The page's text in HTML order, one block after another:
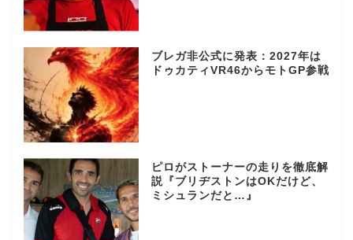
ブレガ非公式に発表：2027年は
ドゥカティVR46からモトGP参戦
ピロがストーナーの走りを徹底解
説『ブリヂストンはOKだけど、
ミシュランだと…』